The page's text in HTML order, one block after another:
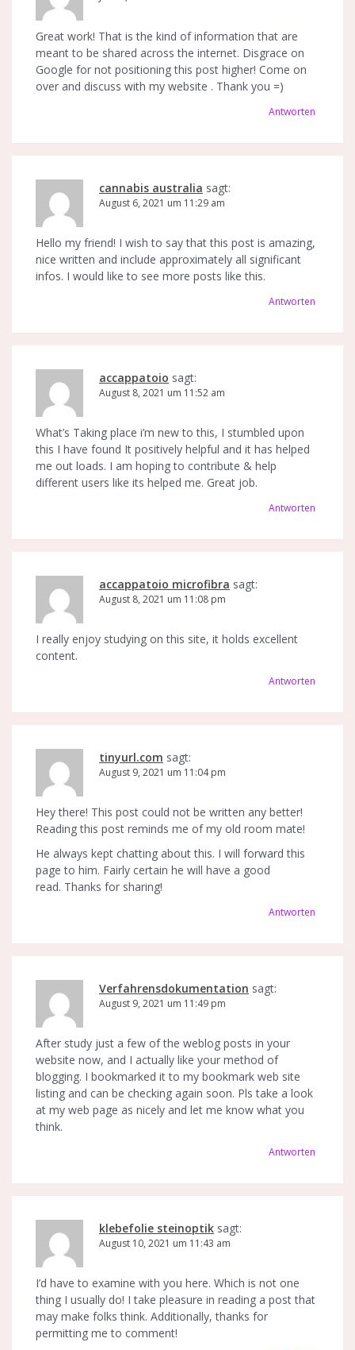
Great work! That is the kind of information that are
meant to be shared across the internet. Disgrace on
Google for not positioning this post higher! Come on
over and discuss with my website . Thank you =)
Antworten
cannabis australia sagt:
August 6, 2021 um 11:29 am
Hello my friend! I wish to say that this post is amazing,
nice written and include approximately all significant
infos. I would like to see more posts like this.
Antworten
accappatoio sagt:
August 8, 2021 um 11:52 am
What’s Taking place i’m new to this, I stumbled upon
this I have found It positively helpful and it has helped
me out loads. I am hoping to contribute & help
different users like its helped me. Great job.
Antworten
accappatoio microfibra sagt:
August 8, 2021 um 11:08 pm
I really enjoy studying on this site, it holds excellent
content.
Antworten
tinyurl.com sagt:
August 9, 2021 um 11:04 pm
Hey there! This post could not be written any better!
Reading this post reminds me of my old room mate!
He always kept chatting about this. I will forward this
page to him. Fairly certain he will have a good
read. Thanks for sharing!
Antworten
Verfahrensdokumentation sagt:
August 9, 2021 um 11:49 pm
After study just a few of the weblog posts in your
website now, and I actually like your method of
blogging. I bookmarked it to my bookmark web site
listing and can be checking again soon. Pls take a look
at my web page as nicely and let me know what you
think.
Antworten
klebefolie steinoptik sagt:
August 10, 2021 um 11:43 am
I’d have to examine with you here. Which is not one
thing I usually do! I take pleasure in reading a post that
may make folks think. Additionally, thanks for
permitting me to comment!